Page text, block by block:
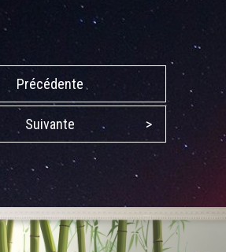
Précédente
Suivante >